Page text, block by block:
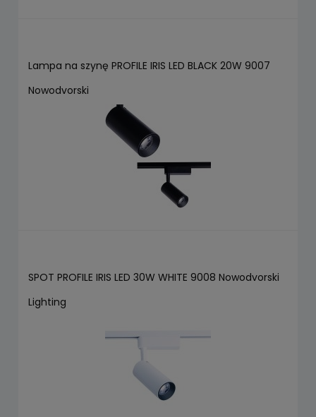
Lampa na szynę PROFILE IRIS LED BLACK 20W 9007
Nowodvorski
SPOT PROFILE IRIS LED 30W WHITE 9008 Nowodvorski
Lighting